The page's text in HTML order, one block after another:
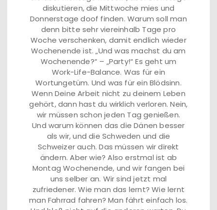
diskutieren, die Mittwoche mies und
Donnerstage doof finden. Warum soll man
denn bitte sehr viereinhalb Tage pro
Woche verschenken, damit endlich wieder
Wochenende ist. „Und was machst du am
Wochenende?“ – „Party!“ Es geht um
Work-Life-Balance. Was für ein
Wortungetüm. Und was für ein Blödsinn.
Wenn Deine Arbeit nicht zu deinem Leben
gehört, dann hast du wirklich verloren. Nein,
wir müssen schon jeden Tag genießen.
Und warum können das die Dänen besser
als wir, und die Schweden und die
Schweizer auch. Das müssen wir direkt
ändern. Aber wie? Also erstmal ist ab
Montag Wochenende, und wir fangen bei
uns selber an. Wir sind jetzt mal
zufriedener. Wie man das lernt? Wie lernt
man Fahrrad fahren? Man fährt einfach los.